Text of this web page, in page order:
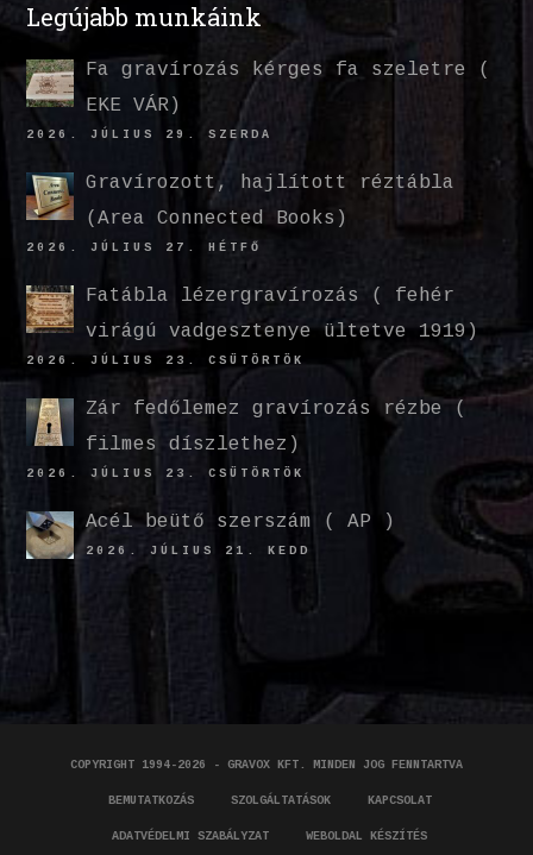
Legújabb munkáink
Fa gravírozás kérges fa szeletre (
EKE VÁR)
2026. JÚLIUS 29. SZERDA
Gravírozott, hajlított réztábla
(Area Connected Books)
2026. JÚLIUS 27. HÉTFŐ
Fatábla lézergravírozás ( fehér
virágú vadgesztenye ültetve 1919)
2026. JÚLIUS 23. CSÜTÖRTÖK
Zár fedőlemez gravírozás rézbe (
filmes díszlethez)
2026. JÚLIUS 23. CSÜTÖRTÖK
Acél beütő szerszám ( AP )
2026. JÚLIUS 21. KEDD
COPYRIGHT 1994-2026 - GRAVOX KFT. MINDEN JOG FENNTARTVA
BEMUTATKOZÁS SZOLGÁLTATÁSOK KAPCSOLAT
ADATVÉDELMI SZABÁLYZAT WEBOLDAL KÉSZÍTÉS